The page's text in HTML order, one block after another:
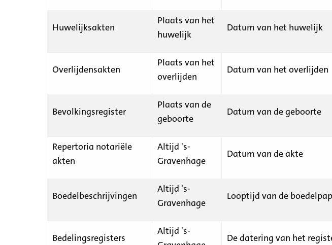
Huwelijksakten
Plaats van het
huwelijk
Datum van het huwelijk
Overlijdensakten
Plaats van het
overlijden
Datum van het overlijden
Bevolkingsregister
Plaats van de
geboorte
Datum van de geboorte
Repertoria notariële
akten
Altijd 's-
Gravenhage
Datum van de akte
Boedelbeschrijvingen
Altijd 's-
Gravenhage
Looptijd van de
Bedelingsregisters
Altijd 's-
De datering van het